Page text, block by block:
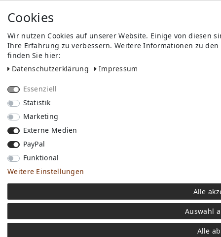
Cookies
Wir nutzen Cookies auf unserer Website. Einige von diesen
Ihre Erfahrung zu verbessern. Weitere Informationen zu
finden Sie hier:
Daten­schutz­erklärung
Impressum
Essenziell
Statistik
Marketing
Externe Medien
PayPal
Funktional
Weitere Einstellungen
Alle
Auswahl
Alle